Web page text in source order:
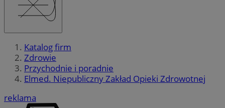
Katalog firm
Zdrowie
Przychodnie i poradnie
Elmed. Niepubliczny Zakład Opieki Zdrowotnej
reklama